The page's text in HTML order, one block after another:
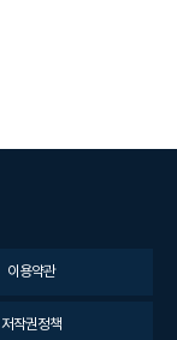
이용약관
저작권정책